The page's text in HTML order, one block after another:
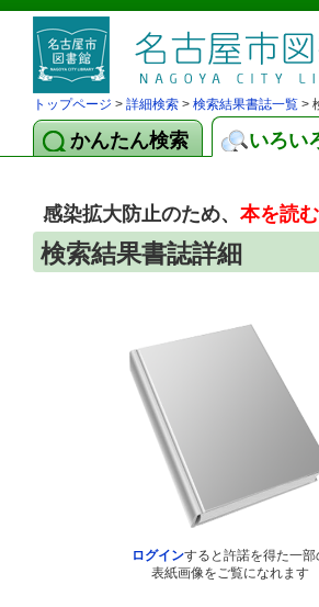
トップページ > 詳細検索 > 検索結果書誌一覧 >
かんたん検索 いろい
感染拡大防止のため、本を読
検索結果書誌詳細
ログインすると許諾を得た一部
表紙画像をご覧になれます